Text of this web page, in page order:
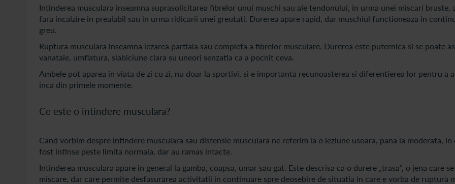
Intinderea musculara inseamna suprasolicitarea fibrelor unui muschi sau ale tendonului, in urma unei miscari
fara incalzire in prealabil sau in urma ridicarii unei greutati. Durerea apare rapid, dar muschiul functioneaza in
greu.
Ruptura musculara inseamna lezarea partiala sau completa a fibrelor musculare. Durerea este puternica si se poate
vanataie, umflatura, slabiciune clara su uneori senzatia ca a pocnit ceva.
Ambele pot aparea in viata de zi cu zi, nu doar la sportivi, si e importanta recunoasterea si diferentierea lor pentru a
inca din primele momente.
Ce este o intindere musculara?
Cand vorbim despre intindere musculara sau distensie musculara ne referim la o leziune usoara, pana la moderata, in
fost intinse peste limita normala, dar au ramas intacte.
Intinderea musculara apare in general la gamba, coapsa, umar sau gat. Este descrisa ca o durere „trasa”, o jena care
miscare, dar care permite desfasurarea activitatii in continuare spre deosebire de situatia in care e vorba de ruptura